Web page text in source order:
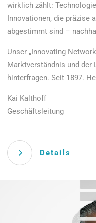
wirklich zählt:
Innovationen, die präzise
abgestimmt sind –
Unser „Innovating
Marktverständnis und der
hinterfragen. Seit 1897.
Kai Kalthoff
Geschäftsleitung
Details